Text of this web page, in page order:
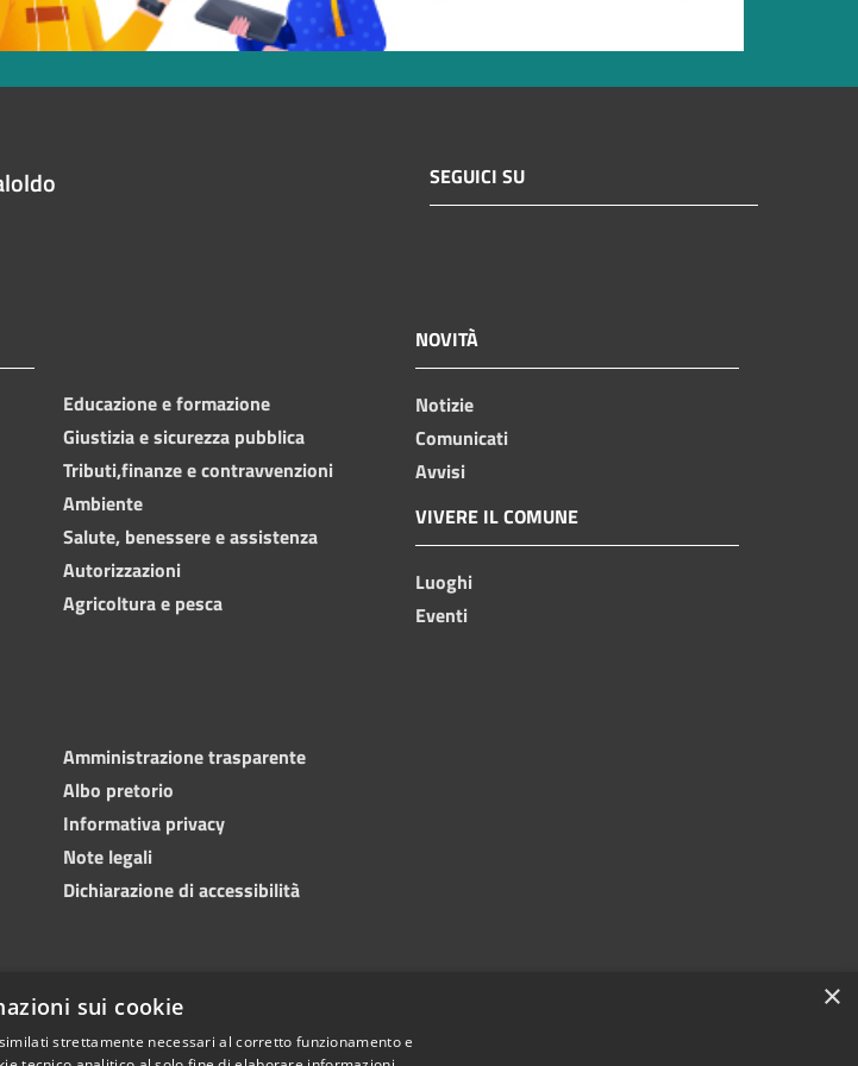
SEGUICI SU
Educazione e formazione
Giustizia e sicurezza pubblica
Tributi,finanze e contravvenzioni
Ambiente
Salute, benessere e assistenza
Autorizzazioni
Agricoltura e pesca
NOVITÀ
Notizie
Comunicati
Avvisi
VIVERE IL COMUNE
Luoghi
Eventi
Amministrazione trasparente
Albo pretorio
Informativa privacy
Note legali
Dichiarazione di accessibilità
×
sui cookie
strettamente necessari al corretto funzionamento e